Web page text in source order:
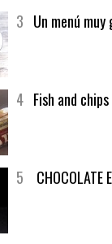
3 Un menú muy
4 Fish and chips
5 CHOCOLATE